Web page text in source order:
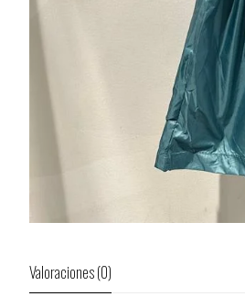
Valoraciones (0)